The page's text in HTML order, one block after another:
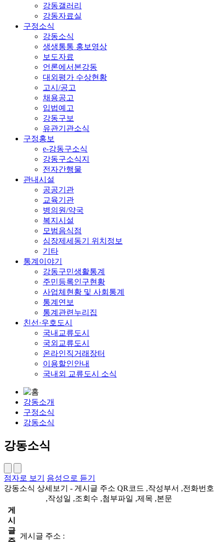
강동갤러리
강동자료실
구정소식
강동소식
생생통통 홍보영상
보도자료
언론에서본강동
대외평가 수상현황
고시/공고
채용공고
입법예고
강동구보
유관기관소식
구정홍보
e-강동구소식
강동구소식지
전자간행물
관내시설
공공기관
교육기관
병의원/약국
복지시설
모범음식점
심장제세동기 위치정보
기타
통계이야기
강동구민생활통계
주민등록인구현황
사업체현황 및 사회통계
통계연보
통계관련누리집
친선·우호도시
국내교류도시
국외교류도시
온라인직거래장터
이용할인안내
국내외 교류도시 소식
강동소개
구정소식
강동소식
강동소식
점자로 보기
음성으로 듣기
강동소식 상세보기 - 게시글 주소 QR코드 ,작성부서 ,전화번호
,작성일 ,조회수 ,첨부파일 ,제목 ,본문
게
시
글
게시글 주소 :